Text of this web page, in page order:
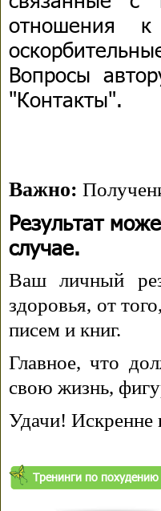
отношения
Вопросы
"Контакты".
Важно:
Результат
случае.
Ваш личный
здоровья, от
писем и книг.
Главное, что
свою жизнь,
Удачи!
Тренинги по похудению